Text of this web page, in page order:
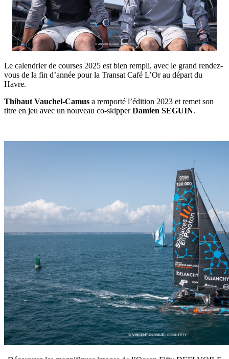
Le calendrier de courses 2025 est bien rempli, avec le grand rendez-
vous de la fin d’année pour la Transat Café L’Or au départ du
Havre.
Thibaut Vauchel-Camus a remporté l’édition 2023 et remet son
titre en jeu avec un nouveau co-skipperDamien SEGUIN.